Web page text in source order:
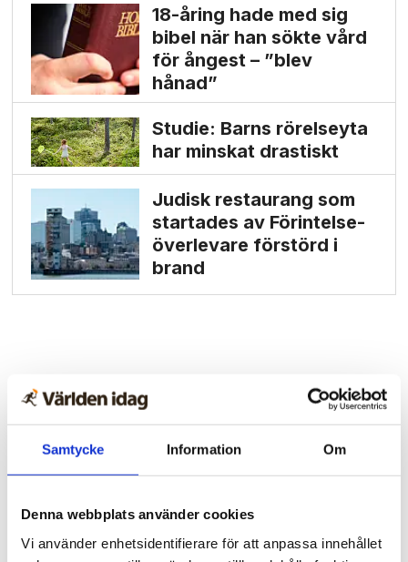
Samtycke Information Om
Denna webbplats använder cookies
Vi använder enhetsidentifierare för att anpassa innehållet
18-åring hade med sig
bibel när han sökte vård
för ångest – ”blev
hånad”
Studie: Barns rörelseyta
har minskat drastiskt
Judisk restaurang som
startades av Förintelse­
överlevare förstörd i
brand